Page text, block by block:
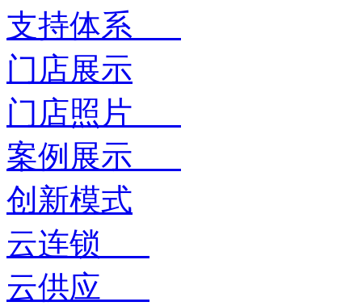
支持体系
门店展示
门店照片
案例展示
创新模式
云连锁
云供应